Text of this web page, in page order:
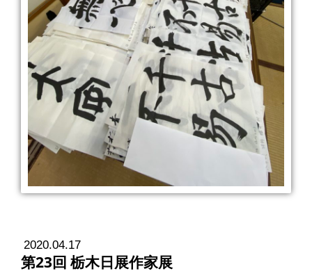
2020.04.17
第23回 栃木日展作家展